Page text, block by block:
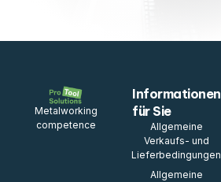
Metalworking
competence
Informationen
für Sie
Allgemeine
Verkaufs- und
Lieferbedingungen
Allgemeine